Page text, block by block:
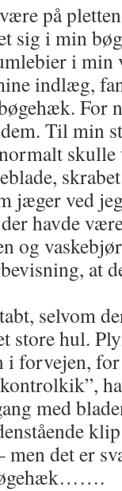
på
sig i min
i min
indlæg,
For
Til min
jæger ved
havde
og
at
selvom
store hul.
i forvejen,
med
det er